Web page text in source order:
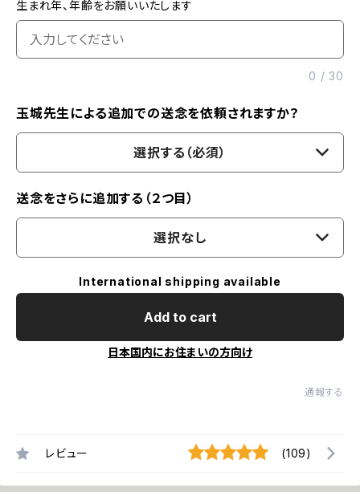
生まれ年、年齢をお願いいたします
0 /30
玉城先生による追加での送念を依頼されますか？
選択する（必須）
送念をさらに追加する（２つ目）
選択なし
International shipping available
Add to cart
日本国内にお住まいの方向け
通報する
レビュー (109)